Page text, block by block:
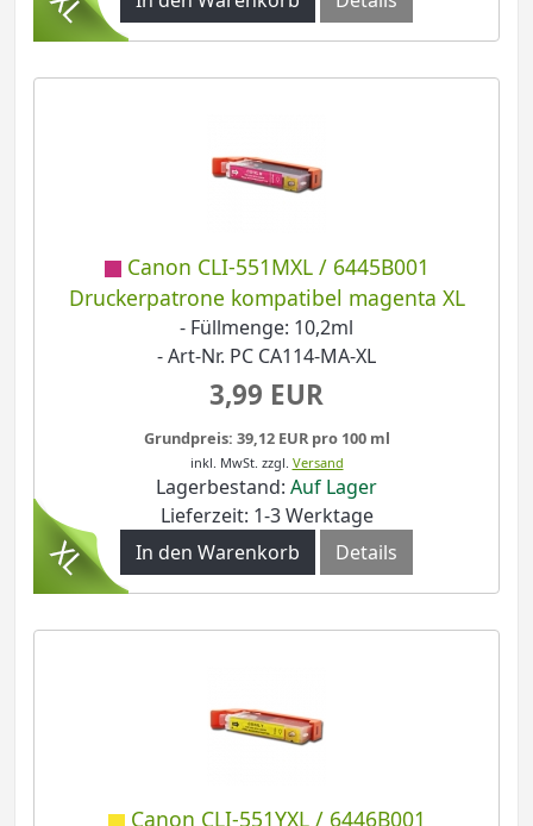
Canon CLI-551MXL / 6445B001
Druckerpatrone kompatibel magenta XL
- Füllmenge: 10,2ml
- Art-Nr. PC CA114-MA-XL
3,99 EUR
Grundpreis: 39,12 EUR pro 100 ml
inkl. MwSt. zzgl. Versand
Lagerbestand: Auf Lager
Lieferzeit: 1-3 Werktage
In den Warenkorb
Details
Canon CLI-551YXL / 6446B001